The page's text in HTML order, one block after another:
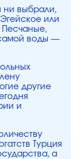
ни выбрали,
или
Песчаные,
воды —
другие
и
Турция
а